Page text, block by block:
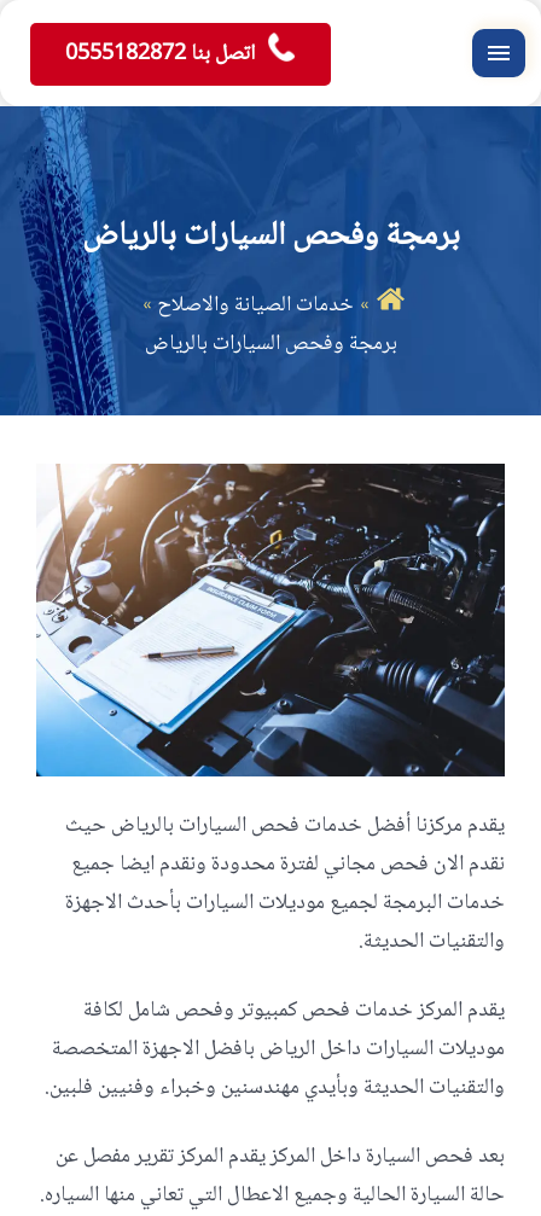
القائمة
اتصل بنا 0555182872
برمجة وفحص السيارات بالرياض
خدمات الصيانة والاصلاح
برمجة وفحص السيارات بالرياض
يقدم مركزنا أفضل خدمات فحص السيارات بالرياض حيث
نقدم الان فحص مجاني لفترة محدودة ونقدم ايضا جميع
خدمات البرمجة لجميع موديلات السيارات بأحدث الاجهزة
والتقنيات الحديثة.
يقدم المركز خدمات فحص كمبيوتر وفحص شامل لكافة
موديلات السيارات داخل الرياض بافضل الاجهزة المتخصصة
والتقنيات الحديثة وبأيدي مهندسنين وخبراء وفنيين فلبين.
بعد فحص السيارة داخل المركز يقدم المركز تقرير مفصل عن
حالة السيارة الحالية وجميع الاعطال التي تعاني منها السياره.